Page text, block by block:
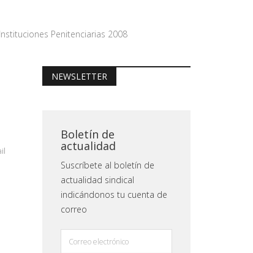
Penitenciarias 2008
NEWSLETTER
Boletín de
actualidad
Suscríbete al boletín de
actualidad sindical
indicándonos tu cuenta de
correo